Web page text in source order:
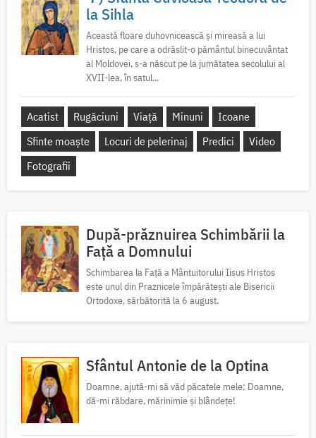
la Sihla
Această floare duhovnicească și mireasă a lui
Hristos, pe care a odrăslit-o pământul binecuvântat
al Moldovei, s-a născut pe la jumătatea secolului al
XVII-lea, în satul...
Acatist Rugăciuni Viață Minuni
Icoane
Sfinte moaște
Locuri de pelerinaj Predici
Video
Fotografii
După-prăznuirea Schimbării la
Față a Domnului
Schimbarea la Față a Mântuitorului Iisus Hristos
este unul din Praznicele împărătești ale Bisericii
Ortodoxe, sărbătorită la 6 august.
Sfântul Antonie de la Optina
Doamne, ajută-mi să văd păcatele mele; Doamne,
dă-mi răbdare, mărinimie şi blândeţe!